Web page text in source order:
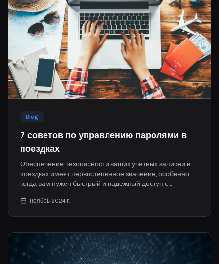
Blog
7 советов по управлению паролями в
поездках
Обеспечение безопасности ваших учетных записей в
поездках имеет первостепенное значение, особенно
когда вам нужен быстрый и надежный доступ с
менеджером паролей вы сможете безопасно
ноябрь 2024 г.